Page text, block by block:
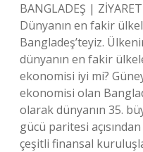
BANGLADEŞ |
Dünyanın en fakir
Bangladeş’teyiz.
dünyanın en fakir
ekonomisi iyi mi?
ekonomisi olan
olarak dünyanın 35.
gücü paritesi
çeşitli finansal